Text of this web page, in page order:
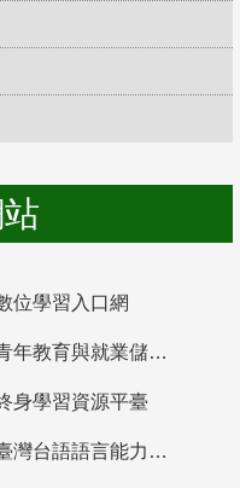
位學習入口網
青年教育與就業儲蓄帳戶
身學習資源平臺
臺灣台語語言能力認證網站